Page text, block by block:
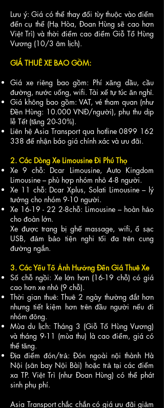
Lưu ý: Giá có thể thay đổi tùy thuộc vào điểm
đến cụ thể (Hạ Hòa, Đoan Hùng sẽ cao hơn
Việt Trì) và thời điểm cao điểm Giỗ Tổ Hùng
Vương (10/3 âm lịch).
GIÁ THUÊ XE BAO GỒM:
Giá xe riêng bao gồm: Phí xăng dầu, cầu
đường, nước uống, wifi. Tài xế tự túc ăn nghỉ.
Giá không bao gồm: VAT, vé tham quan (như
Đền Hùng: 10.000 VNĐ/người), phụ thu dịp
lễ Tết (tăng 20-30%).
Liên hệ Asia Transport qua hotline0899 162
338 để nhận báo giá chính xác và ưu đãi.
2. Các Dòng Xe Limousine Đi Phú Thọ
Xe 9 chỗ: Dcar Limousine, Auto Kingdom
Limousine – phù hợp nhóm nhỏ 4-8 người.
Xe 11 chỗ: Dcar Xplus, Solati Limousine – lý
tưởng cho nhóm 9-10 người.
Xe 16-19 - 22 2-8chỗ: Limousine – hoàn hảo
cho đoàn lớn.
Xe được trang bị ghế massage, wifi, ổ sạc
USB, đảm bảo tiện nghi tối đa trên cung
đường ngắn.
3. Các Yếu Tố Ảnh Hưởng Đến Giá Thuê Xe
Số chỗ ngồi: Xe lớn hơn (16-19 chỗ) có giá
cao hơn xe nhỏ (9 chỗ).
Thời gian thuê: Thuê 2 ngày thường đắt hơn
nhưng tiết kiệm hơn trên đầu người nếu đi
nhóm đông.
Mùa du lịch: Tháng 3 (Giỗ Tổ Hùng Vương)
và tháng 9-11 (mùa thu) là cao điểm, giá có
thể tăng.
Địa điểm đón/trả: Đón ngoài nội thành Hà
Nội (sân bay Nội Bài) hoặc trả tại các điểm
xa TP. Việt Trì (như Đoan Hùng) có thể phát
sinh phụ phí.
Asia Transport chắc chắn có giá ưu đãi giảm